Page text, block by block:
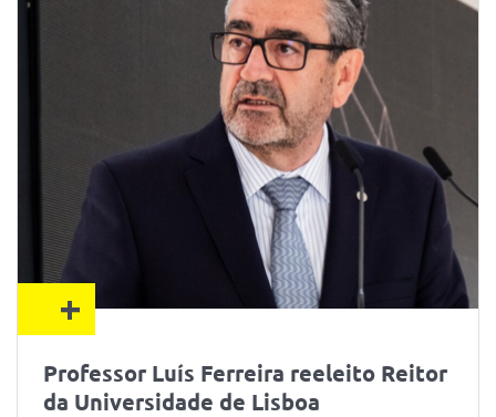
+
Professor Luís Ferreira reeleito Reitor
da Universidade de Lisboa